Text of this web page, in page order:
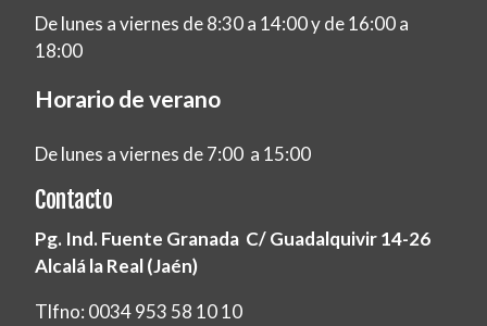
De lunes a viernes de 8:30 a 14:00 y de 16:00 a
18:00
Horario de verano
De lunes a viernes de 7:00 a 15:00
Contacto
Pg. Ind. Fuente Granada C/ Guadalquivir 14-26
Alcalá la Real (Jaén)
Tlfno: 0034 953 58 10 10